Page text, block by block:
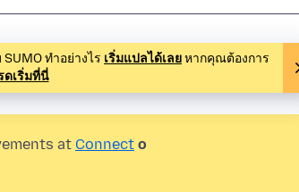
ทำอย่างไร เริ่มแปลได้เลยหากคุณต้องการ
ดเริ่มที่นี่
at Connect o